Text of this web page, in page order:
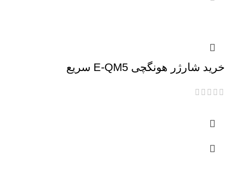
خرید شارژر هونگچی E-QM5 سریع